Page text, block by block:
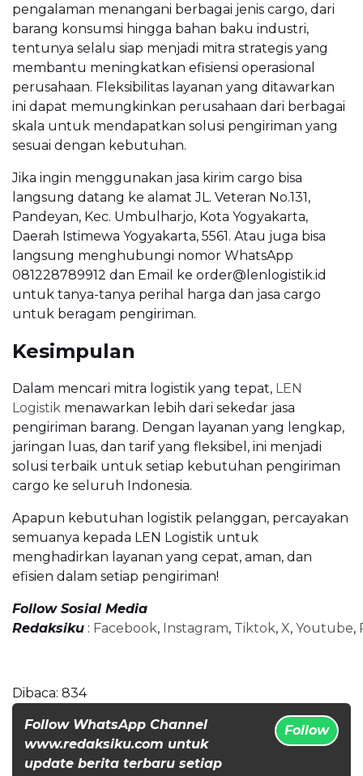
pengalaman menangani berbagai jenis cargo, dari
barang konsumsi hingga bahan baku industri,
tentunya selalu siap menjadi mitra strategis yang
membantu meningkatkan efisiensi operasional
perusahaan. Fleksibilitas layanan yang ditawarkan
ini dapat memungkinkan perusahaan dari berbagai
skala untuk mendapatkan solusi pengiriman yang
sesuai dengan kebutuhan.
Jika ingin menggunakan jasa kirim cargo bisa
langsung datang ke alamat JL. Veteran No.131,
Pandeyan, Kec. Umbulharjo, Kota Yogyakarta,
Daerah Istimewa Yogyakarta, 5561. Atau juga bisa
langsung menghubungi nomor WhatsApp
081228789912 dan Email ke order@lenlogistik.id
untuk tanya-tanya perihal harga dan jasa cargo
untuk beragam pengiriman.
Kesimpulan
Dalam mencari mitra logistik yang tepat, LEN
Logistik menawarkan lebih dari sekedar jasa
pengiriman barang. Dengan layanan yang lengkap,
jaringan luas, dan tarif yang fleksibel, ini menjadi
solusi terbaik untuk setiap kebutuhan pengiriman
cargo ke seluruh Indonesia.
Apapun kebutuhan logistik pelanggan, percayakan
semuanya kepada LEN Logistik untuk
menghadirkan layanan yang cepat, aman, dan
efisien dalam setiap pengiriman!
Follow Sosial Media
Redaksiku : Facebook, Instagram, Tiktok, X, Youtube,
Dibaca: 834
Follow WhatsApp Channel
www.redaksiku.com untuk
update berita terbaru setiap
Follow